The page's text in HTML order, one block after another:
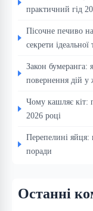
практичний гід
Пісочне печиво
секрети ідеальної
Закон бумеранга:
повернення дій у
Чому кашляє кіт:
2026 році
Перепелині яйця:
поради
Останні